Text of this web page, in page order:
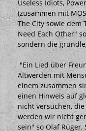
Useless Idiots,
(zusammen mit
The City sowie dem
Need Each Other"
sondern die
"Ein Lied über
Altwerden mit
einem zusammen
einen Hinweis auf
nicht versuchen,
werden wir nicht
sein" so Olaf